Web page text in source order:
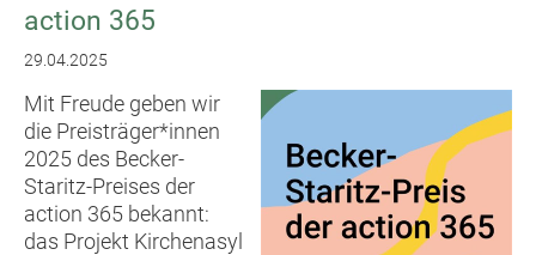
action 365
29.04.2025
Mit Freude geben wir
die Preisträger*innen
2025 des Becker-
Staritz-Preises der
action 365 bekannt:
das Projekt Kirchenasyl